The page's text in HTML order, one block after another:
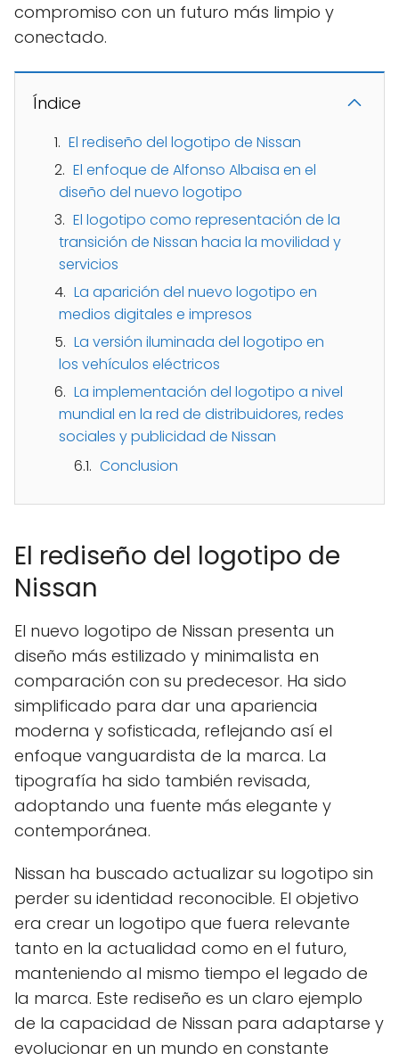
compromiso con un futuro más limpio y
conectado.
Índice
El rediseño del logotipo de Nissan
El enfoque de Alfonso Albaisa en el
diseño del nuevo logotipo
El logotipo como representación de la
transición de Nissan hacia la movilidad y
servicios
La aparición del nuevo logotipo en
medios digitales e impresos
La versión iluminada del logotipo en
los vehículos eléctricos
La implementación del logotipo a nivel
mundial en la red de distribuidores, redes
sociales y publicidad de Nissan
Conclusion
El rediseño del logotipo de
Nissan
El nuevo logotipo de Nissan presenta un
diseño más estilizado y minimalista en
comparación con su predecesor. Ha sido
simplificado para dar una apariencia
moderna y sofisticada, reflejando así el
enfoque vanguardista de la marca. La
tipografía ha sido también revisada,
adoptando una fuente más elegante y
contemporánea.
Nissan ha buscado actualizar su logotipo sin
perder su identidad reconocible. El objetivo
era crear un logotipo que fuera relevante
tanto en la actualidad como en el futuro,
manteniendo al mismo tiempo el legado de
la marca. Este rediseño es un claro ejemplo
de la capacidad de Nissan para adaptarse y
evolucionar en un mundo en constante